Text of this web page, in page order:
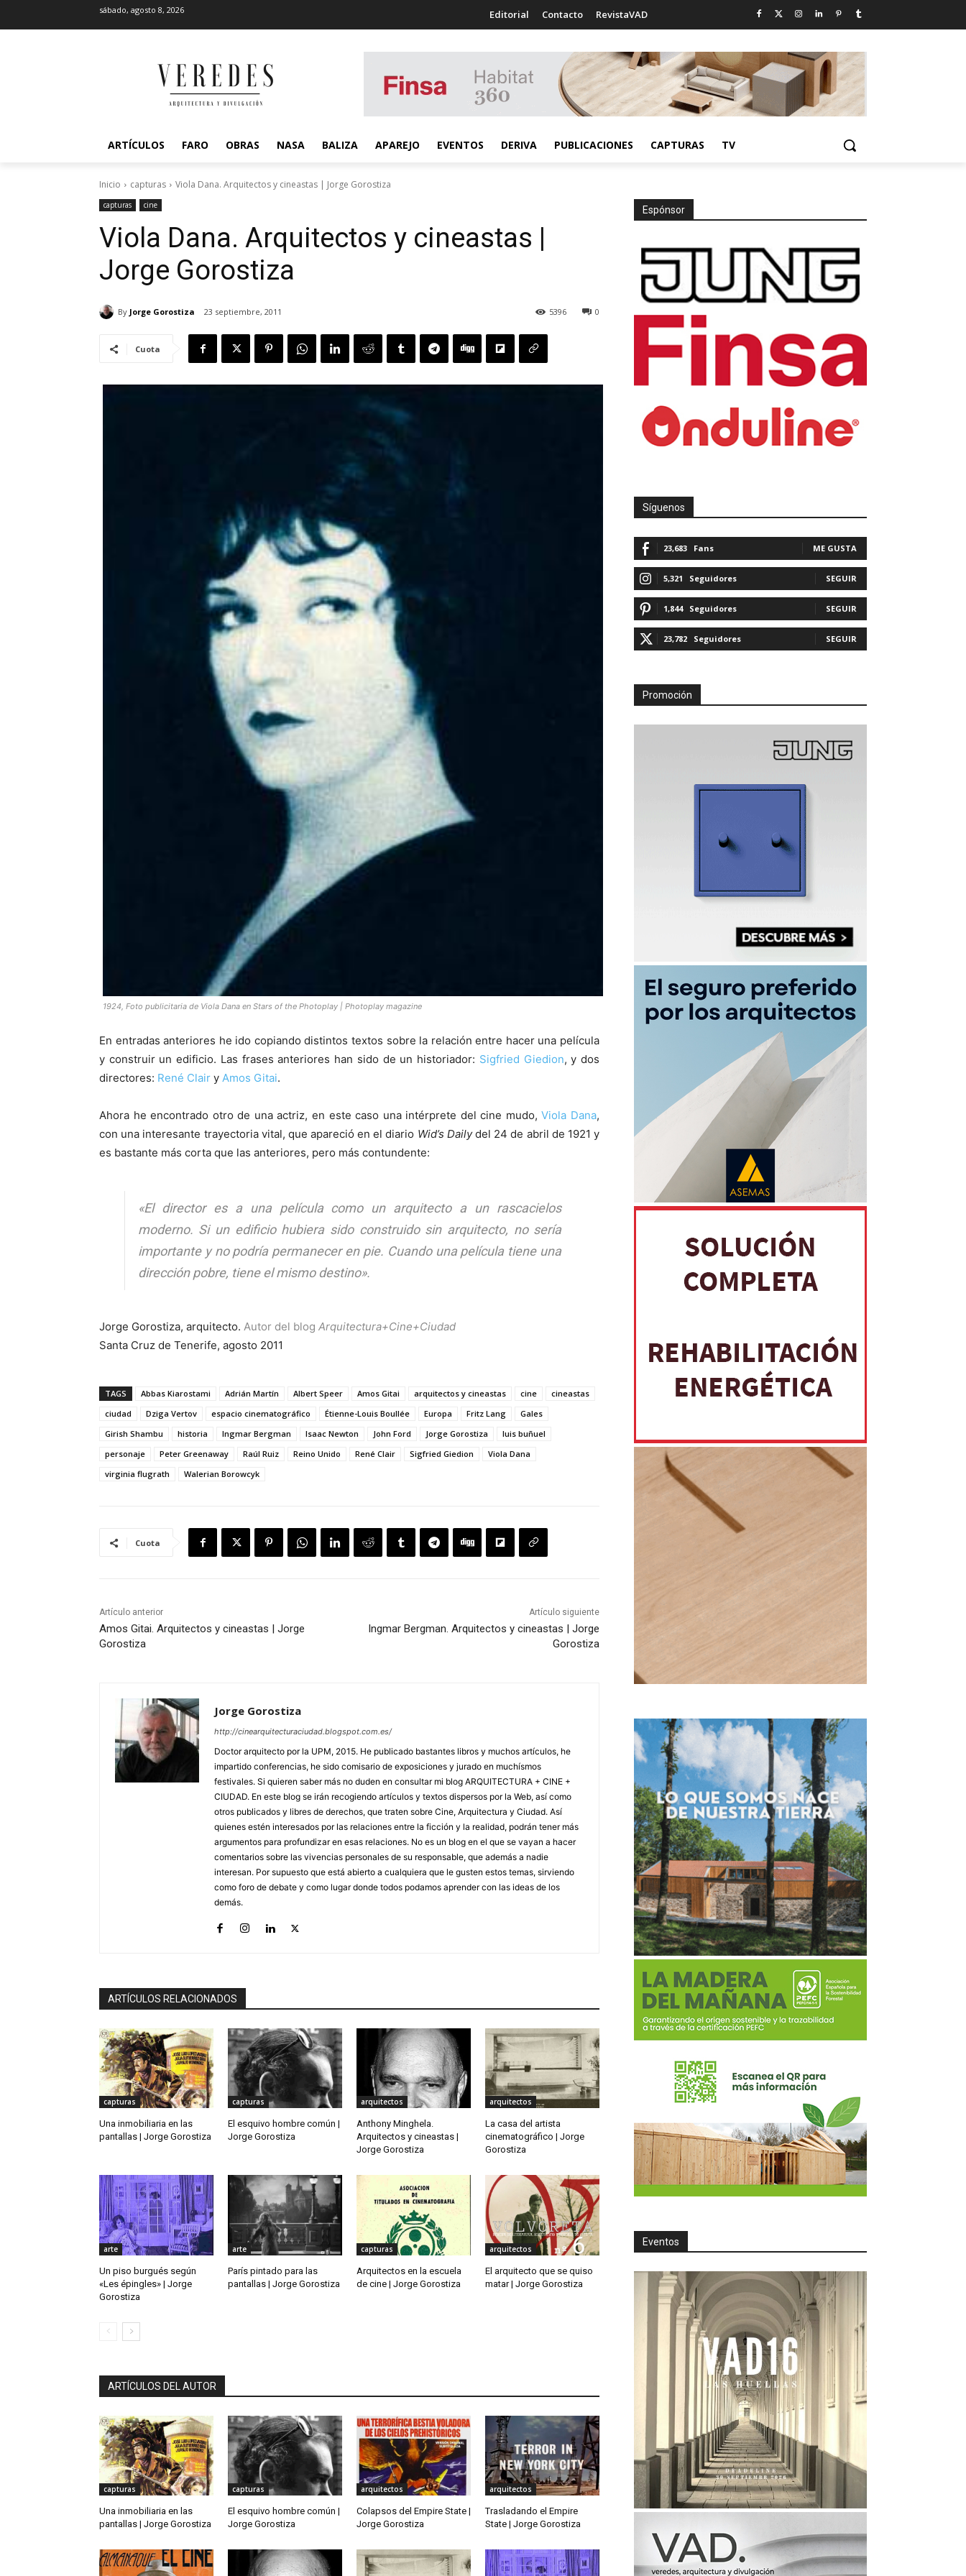
sábado, agosto 8, 2026 Editorial Contacto RevistaVAD
ARTÍCULOS FARO OBRAS NASA BALIZA APAREJO EVENTOS DERIVA PUBLICACIONES CAPTURAS TV
Inicio capturas Viola Dana. Arquitectos y cineastas | Jorge Gorostiza
capturas cine
Viola Dana. Arquitectos y cineastas |
Jorge Gorostiza
By Jorge Gorostiza 23 septiembre, 2011 0
5396
Cuota
1924, Foto publicitaria de Viola Dana en Stars of the Photoplay | Photoplay magazine
En entradas anteriores he ido copiando distintos textos sobre la relación entre hacer una película
y construir un edificio. Las frases anteriores han sido de un historiador: Sigfried Giedion, y dos
directores: René Clair y Amos Gitai.
Ahora he encontrado otro de una actriz, en este caso una intérprete del cine mudo,Viola Dana,
con una interesante trayectoria vital, que apareció en el diario Wid’s Dailydel 24 de abril de 1921 y
es bastante más corta que las anteriores, pero más contundente:
«El director es a una película como un arquitecto a un rascacielos
moderno. Si un edificio hubiera sido construido sin arquitecto, no sería
importante y no podría permanecer en pie. Cuando una película tiene una
dirección pobre, tiene el mismo destino».
Jorge Gorostiza, arquitecto. Autor del blog Arquitectura+Cine+Ciudad
Santa Cruz de Tenerife, agosto 2011
TAGS Abbas Kiarostami Adrián Martín Albert Speer Amos Gitai arquitectos y cineastas cine
cineastas
ciudad
Dziga Vertov espacio cinematográfico Étienne-Louis Boullée Europa Fritz Lang
Gales
Girish Shambu
historia Ingmar Bergman Isaac Newton John Ford Jorge Gorostiza
luis buñuel
personaje
Peter Greenaway Raúl Ruiz Reino Unido René Clair Sigfried Giedion
Viola Dana
virginia flugrath
Walerian Borowcyk
Cuota
Artículo anterior
Amos Gitai. Arquitectos y cineastas | Jorge
Gorostiza
Artículo siguiente
Ingmar Bergman. Arquitectos y cineastas | Jorge
Gorostiza
Jorge Gorostiza
http://cinearquitecturaciudad.blogspot.com.es/
Doctor arquitecto por la UPM, 2015. He publicado bastantes libros y muchos artículos, he
impartido conferencias, he sido comisario de exposiciones y jurado en muchísmos
festivales. Si quieren saber más no duden en consultar mi blog ARQUITECTURA + CINE +
CIUDAD. En este blog se irán recogiendo artículos y textos dispersos por la Web, así como
otros publicados y libres de derechos, que traten sobre Cine, Arquitectura y Ciudad. Así
quienes estén interesados por las relaciones entre la ficción y la realidad, podrán tener más
argumentos para profundizar en esas relaciones. No es un blog en el que se vayan a hacer
comentarios sobre las vivencias personales de su responsable, que además a nadie
interesan. Por supuesto que está abierto a cualquiera que le gusten estos temas, sirviendo
como foro de debate y como lugar donde todos podamos aprender con las ideas de los
demás.
ARTÍCULOS RELACIONADOS
capturas
Una inmobiliaria en las
pantallas | Jorge Gorostiza
capturas
El esquivo hombre común |
Jorge Gorostiza
arquitectos
Anthony Minghela.
Arquitectos y cineastas |
Jorge Gorostiza
arquitectos
La casa del artista
cinematográfico | Jorge
Gorostiza
arte
Un piso burgués según
«Les épingles» | Jorge
Gorostiza
arte
París pintado para las
pantallas | Jorge Gorostiza
capturas
Arquitectos en la escuela
de cine | Jorge Gorostiza
arquitectos
El arquitecto que se quiso
matar | Jorge Gorostiza
ARTÍCULOS DEL AUTOR
capturas
Una inmobiliaria en las
pantallas | Jorge Gorostiza
capturas
El esquivo hombre común |
Jorge Gorostiza
arquitectos
Colapsos del Empire State |
Jorge Gorostiza
arquitectos
Trasladando el Empire
State | Jorge Gorostiza
Espónsor
Síguenos
23,683 Fans ME GUSTA
5,321 Seguidores SEGUIR
1,844 Seguidores SEGUIR
23,782 Seguidores SEGUIR
Promoción
Eventos